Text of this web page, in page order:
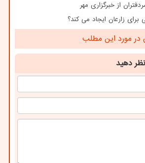
از خبرگزاری مهر
زارعان ایجاد می کند؟
در مورد این مطلب
نظر دهید